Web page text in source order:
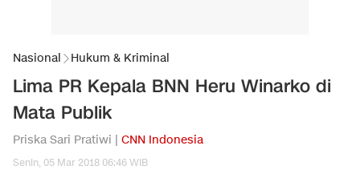
Nasional Hukum & Kriminal
Lima PR Kepala BNN Heru Winarko di
Mata Publik
Priska Sari Pratiwi | CNN Indonesia
Senin, 05 Mar 2018 06:46 WIB